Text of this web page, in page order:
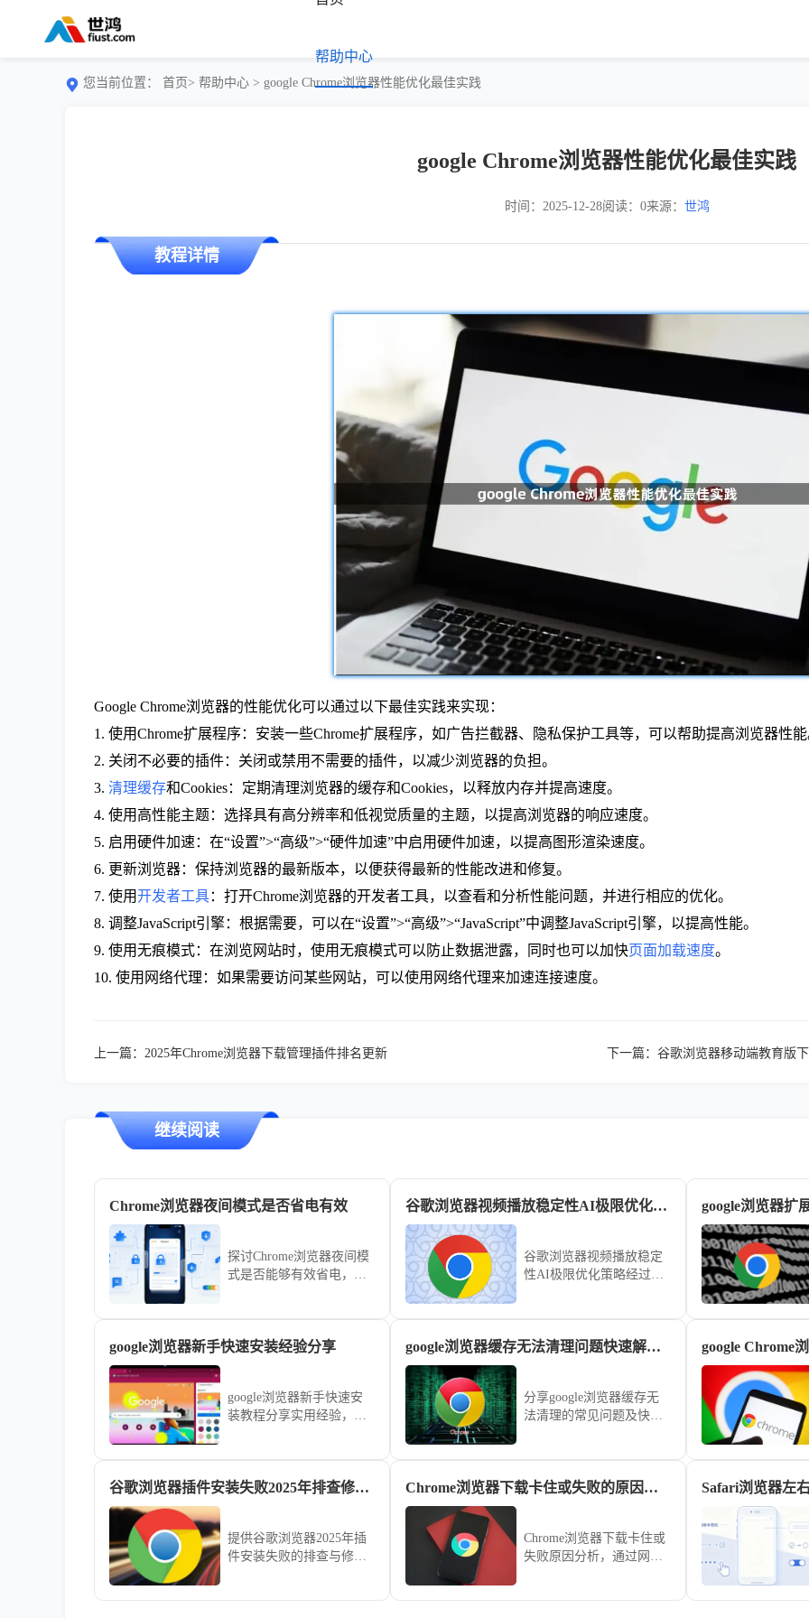
帮助中心
您当前位置： 首页> 帮助中心 > google Chrome浏览器性能优化最佳实践
google Chrome浏览器性能优化最佳实践
时间：2025-12-28阅读：0来源： 世鸿
教程详情
Google Chrome浏览器的性能优化可以通过以下最佳实践来实现：
1. 使用Chrome扩展程序：安装一些Chrome扩展程序，如广告拦截器、隐私保护工具等，可以帮助提高浏览器性
2. 关闭不必要的插件：关闭或禁用不需要的插件，以减少浏览器的负担。
3. 清理缓存和Cookies：定期清理浏览器的缓存和Cookies，以释放内存并提高速度。
4. 使用高性能主题：选择具有高分辨率和低视觉质量的主题，以提高浏览器的响应速度。
5. 启用硬件加速：在“设置”>“高级”>“硬件加速”中启用硬件加速，以提高图形渲染速度。
6. 更新浏览器：保持浏览器的最新版本，以便获得最新的性能改进和修复。
7. 使用开发者工具：打开Chrome浏览器的开发者工具，以查看和分析性能问题，并进行相应的优化。
8. 调整JavaScript引擎：根据需要，可以在“设置”>“高级”>“JavaScript”中调整JavaScript引擎，以提高性能。
9. 使用无痕模式：在浏览网站时，使用无痕模式可以防止数据泄露，同时也可以加快页面加载速度。
10. 使用网络代理：如果需要访问某些网站，可以使用网络代理来加速连接速度。
上一篇： 2025年Chrome浏览器下载管理插件排名更新 下一篇： 谷歌浏览器移动端教育版
继续阅读
Chrome浏览器夜间模式是否省电有效
探讨Chrome浏览器夜间模
式是否能够有效省电，分
谷歌浏览器视频播放稳定性AI极限优化策略
谷歌浏览器视频播放稳定
性AI极限优化策略经过实
复杂网络环境下享受顺
google浏览器扩
google浏览器新手快速安装经验分享
google浏览器新手快速安
装教程分享实用经验，详
google浏览器缓存无法清理问题快速解决方案分享
分享google浏览器缓存无
法清理的常见问题及快速
谷歌浏览器插件安装失败2025年排查修复全指南
提供谷歌浏览器2025年插
件安装失败的排查与修复
Chrome浏览器下载卡住或失败的原因分析
Chrome浏览器下载卡住或
失败原因分析，通过网